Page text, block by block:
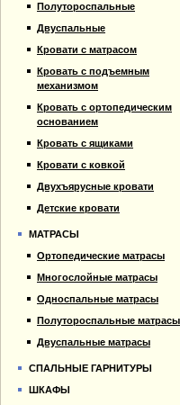
Полутороспальные
Двуспальные
Кровати с матрасом
Кровать с подъемным
механизмом
Кровать с ортопедическим
основанием
Кровать с ящиками
Кровати с ковкой
Двухъярусные кровати
Детские кровати
МАТРАСЫ
Ортопедические матрасы
Многослойные матрасы
Односпальные матрасы
Полутороспальные матрасы
Двуспальные матрасы
СПАЛЬНЫЕ ГАРНИТУРЫ
ШКАФЫ
Оплата и доставка
Прайс-лист
Контакты